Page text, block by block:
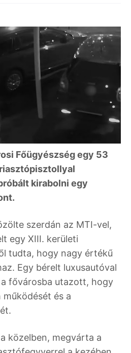
Főügyészség egy 53
kirabolni egy
szerdán az MTI-vel,
egy XIII. kerületi
tudta, hogy nagy értékű
Egy bérelt luxusautóval
fővárosba utazott, hogy
és a
közelben, megvárta a